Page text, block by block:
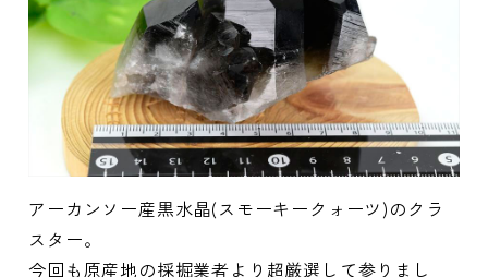
アーカンソー産黒水晶(スモーキークォーツ)のクラ
スター。
今回も原産地の採掘業者より超厳選して参りまし